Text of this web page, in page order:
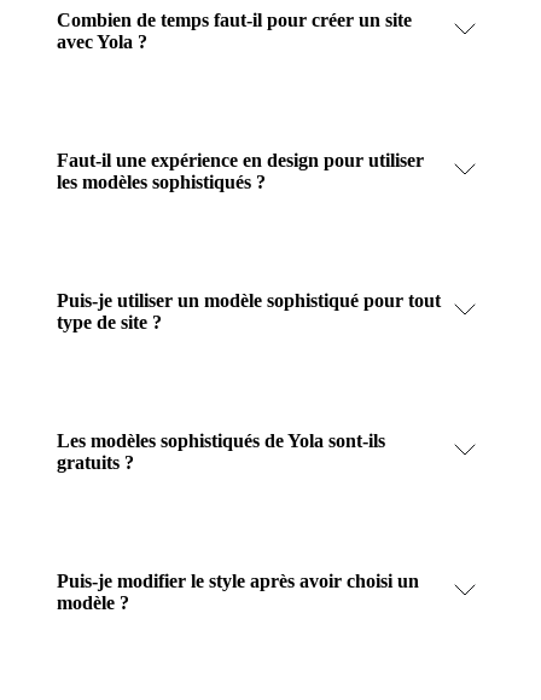
Combien de temps faut-il pour créer un site
avec Yola ?
Faut-il une expérience en design pour utiliser
les modèles sophistiqués ?
Puis-je utiliser un modèle sophistiqué pour tout
type de site ?
Les modèles sophistiqués de Yola sont-ils
gratuits ?
Puis-je modifier le style après avoir choisi un
modèle ?